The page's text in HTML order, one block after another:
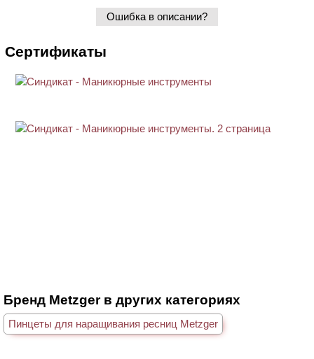
Ошибка в описании?
Сертификаты
Бренд Metzger в других категориях
Пинцеты для наращивания ресниц Metzger